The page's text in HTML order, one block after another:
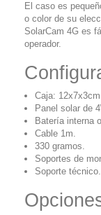
El caso es
o color de su
SolarCam 4G es
operador.
Caja:
Panel solar de
Batería interna
Cable 1m.
330 gramos.
Soportes de
Soporte técnico.